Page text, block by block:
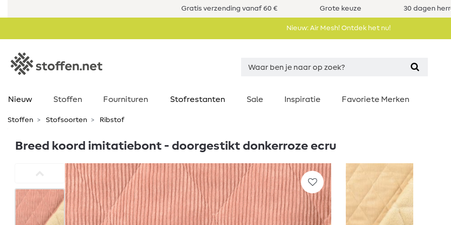
Gratis verzending vanaf 60 € Grote keuze 30 dagen
Nieuw: Air Mesh! Ontdek het nu!
Nieuw Stoffen Fournituren Stofrestanten Sale Inspiratie Favoriete Merken
Stoffen Stofsoorten Ribstof
Breed koord imitatiebont - doorgestikt donkerroze ecru